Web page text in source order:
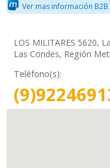
Ver mas información
LOS MILITARES 5620,
Las Condes, Región
Teléfono(s):